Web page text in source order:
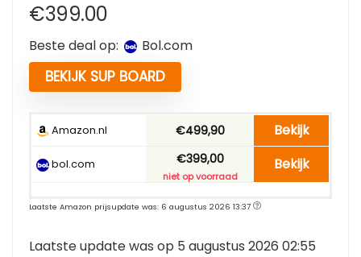
€399.00
Beste deal op: bol.com
BEKIJK SUP BOARD
Amazon.nl €499,90 Bekijk
bol.com €399,00
niet op voorraad
Bekijk
Laatste Amazon prijsupdate was: 6 augustus 2026 13:37
Laatste update was op 5 augustus 2026 02:55